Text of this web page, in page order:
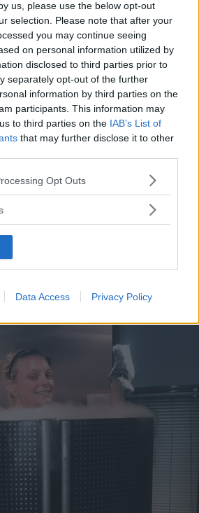
us, please use the below opt-out
selection. Please note that after your
you may continue seeing
on personal information utilized by
disclosed to third parties prior to
separately opt-out of the further
information by third parties on the
participants. This information may
to third parties on the IAB’s List of
that may further disclose it to other
app uses one or more Google
or usage behaviour. You may click to
specified purposes in below Google
Opt Outs
Data Access Privacy Policy
la lodano per le innumerevoli
In ogni caso, tutti sono
che la crioterapia è
a soggetti con
vascolarie che deve
rigido controllo medico (e
estetico). Le prime cliniche
pratica sono nate in
’80. Successivamente si
Europa, in Polonia, in
in Russia fino ad
Gran Bretagna e Austria di